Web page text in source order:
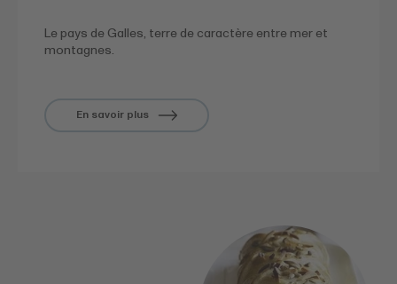
Le pays de Galles, terre de caractère entre mer et
montagnes.
En savoir plus